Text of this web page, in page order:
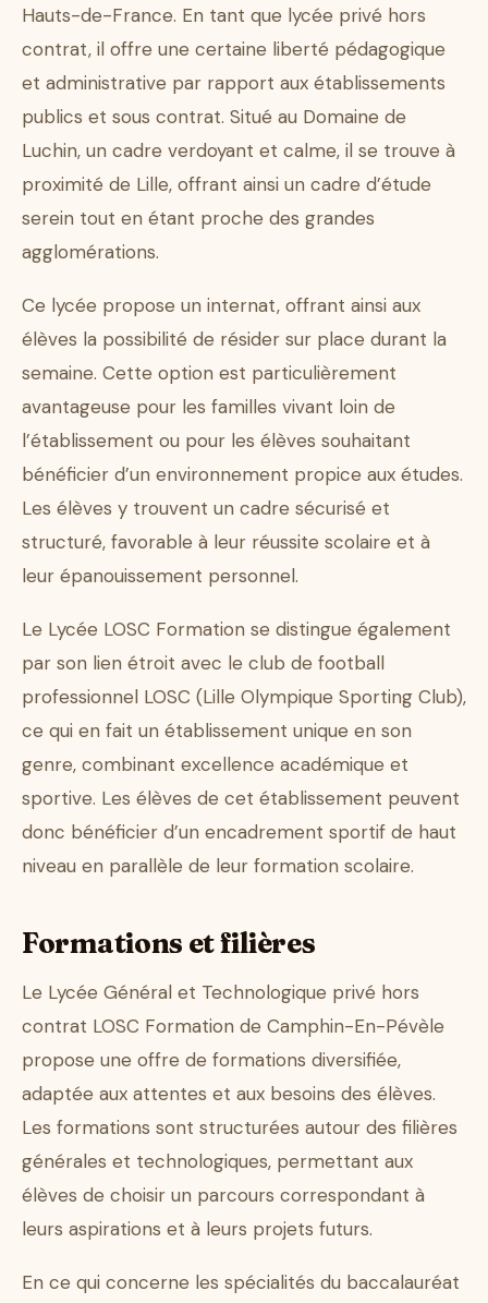
Hauts-de-France. En tant que lycée privé hors
contrat, il offre une certaine liberté pédagogique
et administrative par rapport aux établissements
publics et sous contrat. Situé au Domaine de
Luchin, un cadre verdoyant et calme, il se trouve à
proximité de Lille, offrant ainsi un cadre d’étude
serein tout en étant proche des grandes
agglomérations.
Ce lycée propose un internat, offrant ainsi aux
élèves la possibilité de résider sur place durant la
semaine. Cette option est particulièrement
avantageuse pour les familles vivant loin de
l’établissement ou pour les élèves souhaitant
bénéficier d’un environnement propice aux études.
Les élèves y trouvent un cadre sécurisé et
structuré, favorable à leur réussite scolaire et à
leur épanouissement personnel.
Le Lycée LOSC Formation se distingue également
par son lien étroit avec le club de football
professionnel LOSC (Lille Olympique Sporting Club),
ce qui en fait un établissement unique en son
genre, combinant excellence académique et
sportive. Les élèves de cet établissement peuvent
donc bénéficier d’un encadrement sportif de haut
niveau en parallèle de leur formation scolaire.
Formations et filières
Le Lycée Général et Technologique privé hors
contrat LOSC Formation de Camphin-En-Pévèle
propose une offre de formations diversifiée,
adaptée aux attentes et aux besoins des élèves.
Les formations sont structurées autour des filières
générales et technologiques, permettant aux
élèves de choisir un parcours correspondant à
leurs aspirations et à leurs projets futurs.
En ce qui concerne les spécialités du baccalauréat